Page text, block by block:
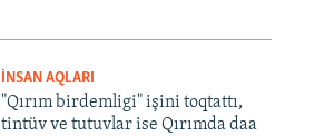
İNSAN AQLARI
"Qırım birdemligi" işini toqtattı,
tintüv ve tutuvlar ise Qırımda daa